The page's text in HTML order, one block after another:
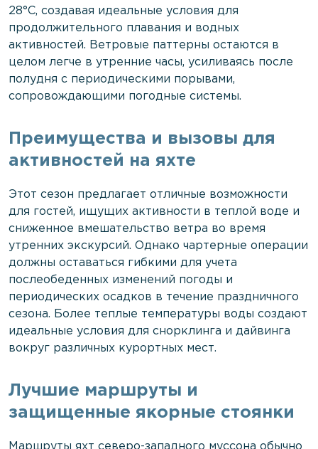
28°C, создавая идеальные условия для
продолжительного плавания и водных
активностей. Ветровые паттерны остаются в
целом легче в утренние часы, усиливаясь после
полудня с периодическими порывами,
сопровождающими погодные системы.
Преимущества и вызовы для
активностей на яхте
Этот сезон предлагает отличные возможности
для гостей, ищущих активности в теплой воде и
сниженное вмешательство ветра во время
утренних экскурсий. Однако чартерные операции
должны оставаться гибкими для учета
послеобеденных изменений погоды и
периодических осадков в течение праздничного
сезона. Более теплые температуры воды создают
идеальные условия для снорклинга и дайвинга
вокруг различных курортных мест.
Лучшие маршруты и
защищенные якорные стоянки
Маршруты яхт северо-западного муссона обычно